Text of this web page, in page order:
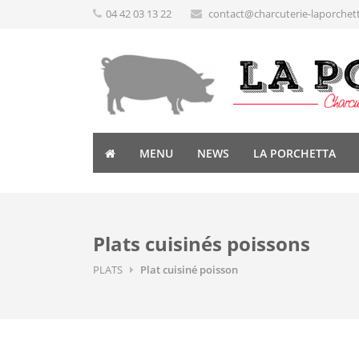
04 42 03 13 22 contact@charcuterie-
MENU NEWS LA PORCHETTA
Plats cuisinés poissons
PLATS Plat cuisiné poisson